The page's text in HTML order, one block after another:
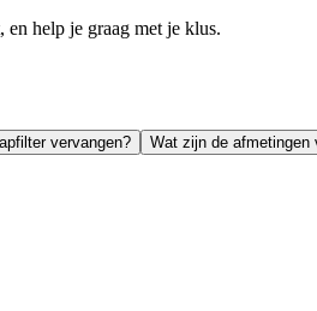
help je graag met je klus.
vervangen? Wat zijn de afmetingen